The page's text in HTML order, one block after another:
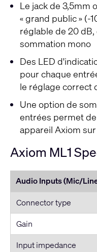
Le jack de 3,5mm
« grand public » (-
réglable de 20
sommation mono
Des LED
pour chaque
le réglage correct
Une option de
entrées permet de
appareil Axiom
Axiom ML1
Audio Inputs (Mic/
Connector type
Gain
Input impedance